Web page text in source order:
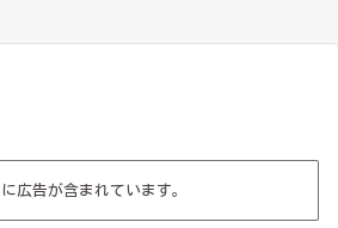
広告が含まれています。